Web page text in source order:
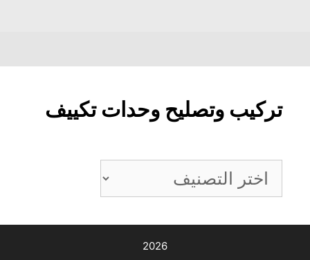
تركيب وتصليح وحدات تكييف
تركيب
وتصليح
وحدات
2026